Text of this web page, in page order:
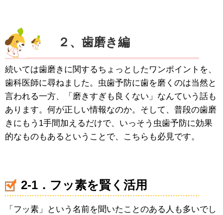
２、歯磨き編
続いては歯磨きに関するちょっとしたワンポイントを、
歯科医師に尋ねました。虫歯予防に歯を磨くのは当然と
言われる一方、「磨きすぎも良くない」なんていう話も
あります。何が正しい情報なのか。そして、普段の歯磨
きにもう1手間加えるだけで、いっそう虫歯予防に効果
的なものもあるということで、こちらも必見です。
2-1．フッ素を賢く活用
「フッ素」という名前を聞いたことのある人も多いでし